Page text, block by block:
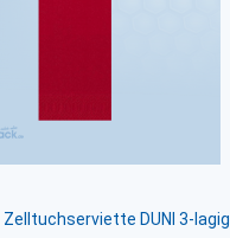
DUNI 3-lagig